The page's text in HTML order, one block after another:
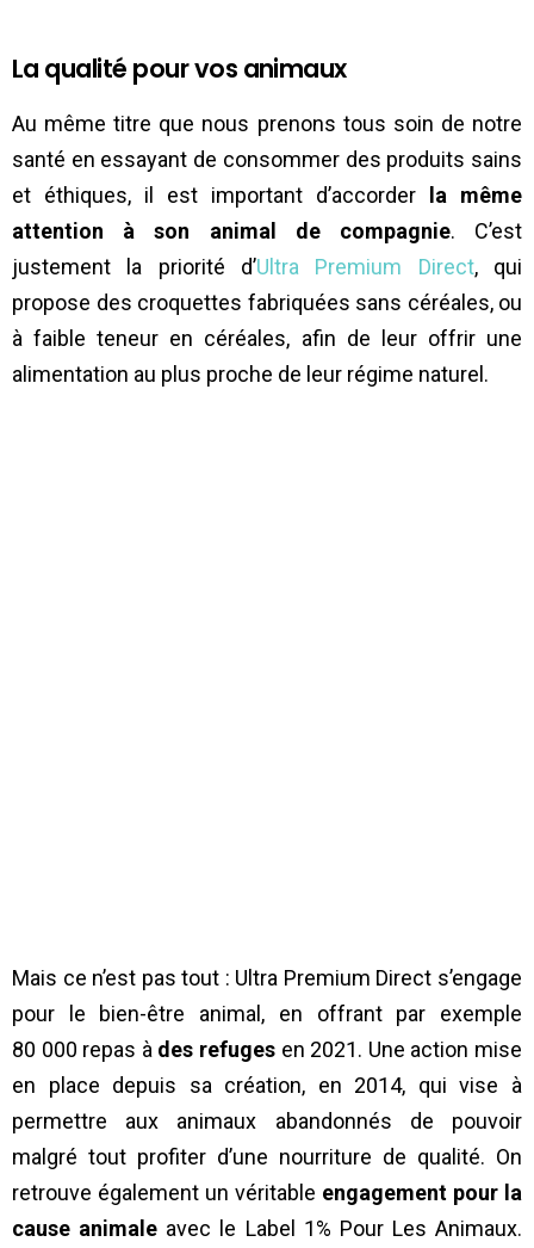
La qualité pour vos animaux
Au même titre que nous prenons tous soin de notre
santé en essayant de consommer des produits sains
et éthiques, il est important d’accorder la même
attention à son animal de compagnie. C’est
justement la priorité d’Ultra Premium Direct, qui
propose des croquettes fabriquées sans céréales, ou
à faible teneur en céréales, afin de leur offrir une
alimentation au plus proche de leur régime naturel.
Mais ce n’est pas tout : Ultra Premium Direct s’engage
pour le bien-être animal, en offrant par exemple
80 000 repas à des refuges en 2021. Une action mise
en place depuis sa création, en 2014, qui vise à
permettre aux animaux abandonnés de pouvoir
malgré tout profiter d’une nourriture de qualité. On
retrouve également un véritable engagement pour la
cause animale avec le Label 1% Pour Les Animaux.